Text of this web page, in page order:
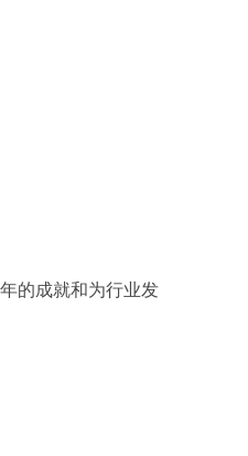
的成就和为行业发